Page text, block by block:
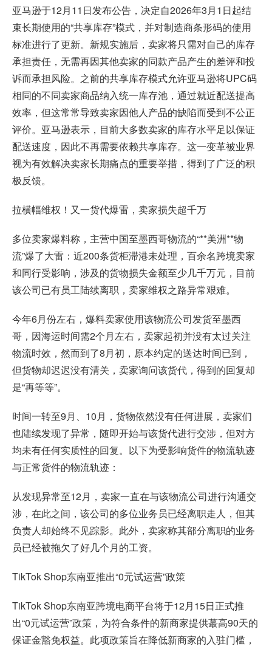
亚马逊于12月11日发布公告，决定自2026年3月1日起结
束长期使用的“共享库存”模式，并对制造商条形码的使用
标准进行了更新。新规实施后，卖家将只需对自己的库存
承担责任，无需再因其他卖家的同款产品产生的差评和投
诉而承担风险。之前的共享库存模式允许亚马逊将UPC码
相同的不同卖家商品纳入统一库存池，通过就近配送提高
效率，但这常常导致卖家因他人产品的缺陷而受到不公正
评价。亚马逊表示，目前大多数卖家的库存水平足以保证
配送速度，因此不再需要依赖共享库存。这一变革被业界
视为有效解决卖家长期痛点的重要举措，得到了广泛的积
极反馈。
拉横幅维权！又一货代爆雷，卖家损失超千万
多位卖家爆料称，主营中国至墨西哥物流的“**美洲**物
流”爆了大雷：近200条货柜滞港未处理，百余名跨境卖家
和同行受影响，涉及的货物损失金额至少几千万元，目前
该公司已有员工陆续离职，卖家维权之路异常艰难。
今年6月份左右，爆料卖家使用该物流公司发货至墨西
哥，因海运时间需2个月左右，卖家起初并没有太过关注
物流时效，然而到了8月初，原本约定的送达时间已到，
但货物却迟迟没有清关，卖家询问该货代，得到的回复却
是“再等等”。
时间一转至9月、10月，货物依然没有任何进展，卖家们
也陆续发现了异常，随即开始与该货代进行交涉，但对方
均未有任何实质性的回复。以下为受影响货件的物流轨迹
与正常货件的物流轨迹：
从发现异常至12月，卖家一直在与该物流公司进行沟通交
涉，在此之间，该公司的多位业务员已经离职走人，但其
负责人却始终不见踪影。此外，卖家称其部分离职的业务
员已经被拖欠了好几个月的工资。
TikTok Shop东南亚推出“0元试运营”政策
TikTok Shop东南亚跨境电商平台将于12月15日正式推
出“0元试运营”政策，为符合条件的新商家提供蕞高90天的
保证金豁免权益。此项政策旨在降低新商家的入驻门槛，